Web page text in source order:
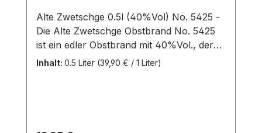
Alte Zwetschge 0.5l (40%Vol) No. 5425 -
Die Alte Zwetschge Obstbrand No. 5425
ist ein edler Obstbrand mit 40%Vol., der
durch seine harmonische Balance aus
Inhalt: 0.5 Liter (39,90 € / 1 Liter)